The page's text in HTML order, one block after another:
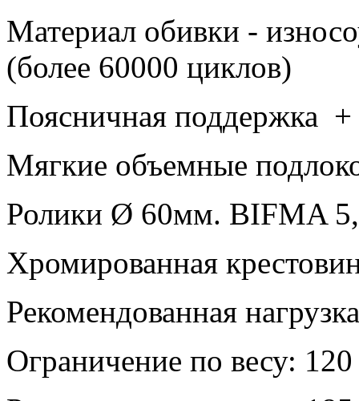
Материал обивки -
(более 60000 циклов)
Поясничная поддержка
Мягкие объемные
Ролики Ø 60мм. BIFMA
Хромированная
Рекомендованная
Ограничение по весу: 120